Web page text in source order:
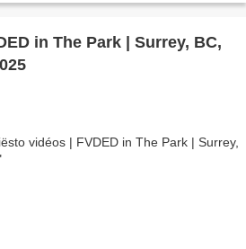
in The Park | Surrey, BC,